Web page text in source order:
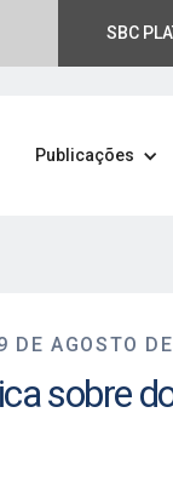
SBC
Publicações
DE AGOSTO
sobre